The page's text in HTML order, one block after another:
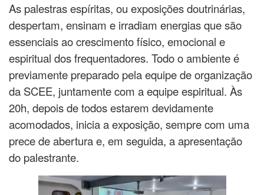
As palestras espíritas, ou exposições doutrinárias,
despertam, ensinam e irradiam energias que são
essenciais ao crescimento físico, emocional e
espiritual dos frequentadores. Todo o ambiente é
previamente preparado pela equipe de organização
da SCEE, juntamente com a equipe espiritual. Às
20h, depois de todos estarem devidamente
acomodados, inicia a exposição, sempre com uma
prece de abertura e, em seguida, a apresentação
do palestrante.